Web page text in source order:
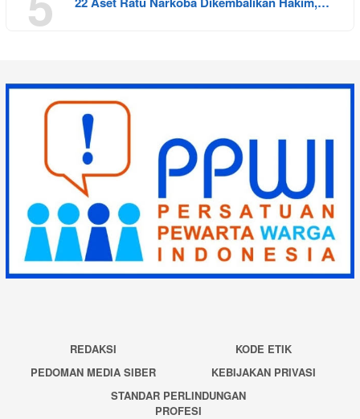
REDAKSI
KODE ETIK
PEDOMAN MEDIA SIBER
KEBIJAKAN PRIVASI
STANDAR PERLINDUNGAN
PROFESI